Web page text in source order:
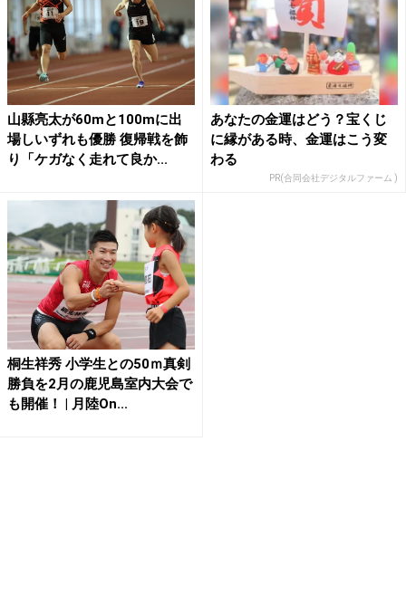
山縣亮太が60mと100mに出
場しいずれも優勝 復帰戦を飾
り「ケガなく走れて良か...
あなたの金運はどう？宝くじ
に縁がある時、金運はこう変
わる
PR(合同会社デジタルファーム )
桐生祥秀 小学生との50ｍ真剣
勝負を2月の鹿児島室内大会で
も開催！ | 月陸On...